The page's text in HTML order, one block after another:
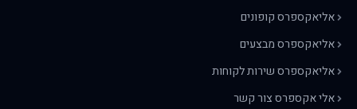
אליאקספרס קופונים
אליאקספרס מבצעים
אליאקספרס שירות לקוחות
אלי אקספרס צור קשר